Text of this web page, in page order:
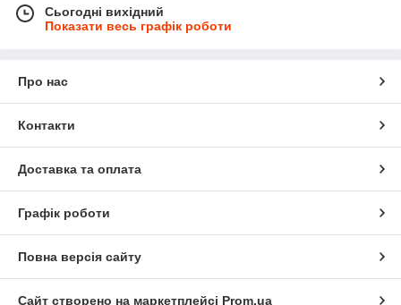
Сьогодні вихідний
Показати весь графік роботи
Про нас
Контакти
Доставка та оплата
Графік роботи
Повна версія сайту
Сайт створено на маркетплейсі Prom.ua